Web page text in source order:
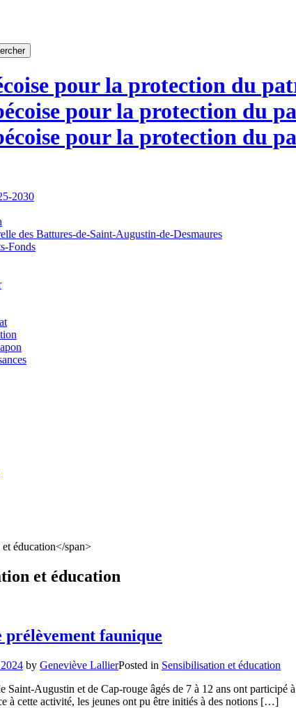
pour la protection du
2030
des Battures-de-Saint-Augustin-de-Desmaures
Fonds
et éducation
prélèvement faunique
by Geneviève LallierPosted in Sensibilisation et éducation
Saint-Augustin et de Cap-rouge âgés de 7 à 12 ans ont
à cette activité, les jeunes ont pu être initiés à des notions […]